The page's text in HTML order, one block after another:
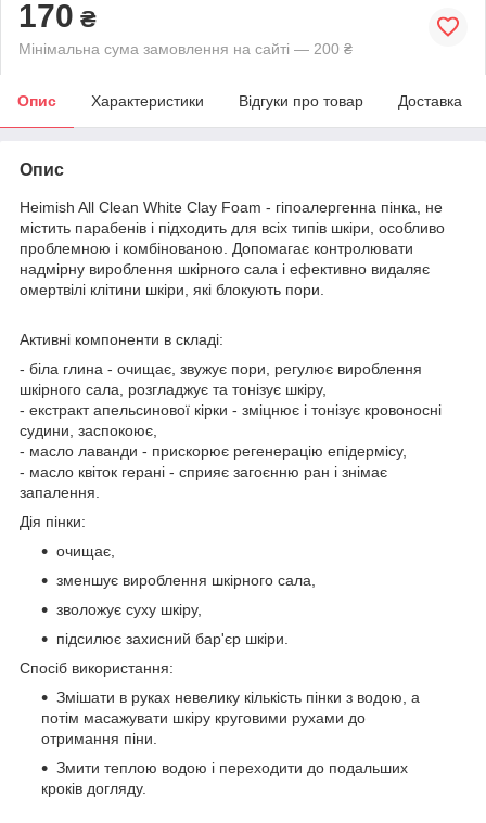
170 ₴
Мінімальна сума замовлення на сайті — 200 ₴
Опис Характеристики Відгуки про товар Доставка
Опис
Heimish All Clean White Clay Foam - гіпоалергенна пінка, не
містить парабенів і підходить для всіх типів шкіри, особливо
проблемною і комбінованою. Допомагає контролювати
надмірну вироблення шкірного сала і ефективно видаляє
омертвілі клітини шкіри, які блокують пори.
Активні компоненти в складі:
- біла глина - очищає, звужує пори, регулює вироблення
шкірного сала, розгладжує та тонізує шкіру,
- екстракт апельсинової кірки - зміцнює і тонізує кровоносні
судини, заспокоює,
- масло лаванди - прискорює регенерацію епідермісу,
- масло квіток герані - сприяє загоєнню ран і знімає
запалення.
Дія пінки:
очищає,
зменшує вироблення шкірного сала,
зволожує суху шкіру,
підсилює захисний бар'єр шкіри.
Спосіб використання:
Змішати в руках невелику кількість пінки з водою, а
потім масажувати шкіру круговими рухами до
отримання піни.
Змити теплою водою і переходити до подальших
кроків догляду.